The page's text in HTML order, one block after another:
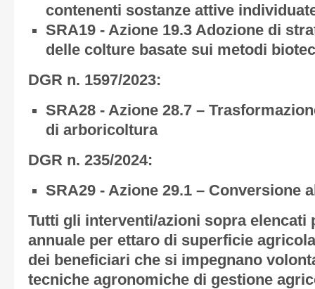
contenenti sostanze attive
SRA19 - Azione 19.3 Adozione di
delle colture basate sui metodi
DGR n. 1597/2023:
SRA28 - Azione 28.7 –
di arboricoltura
DGR n. 235/2024:
SRA29 - Azione 29.1 – Conversione
Tutti gli interventi/azioni sopra elencati
annuale per ettaro di superficie
dei beneficiari che si impegnano
tecniche agronomiche di gestione